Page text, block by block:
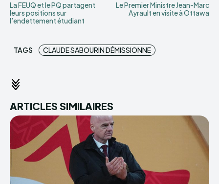
La FEUQ et le PQ partagent
leurs positions sur
l’endettement étudiant
Le Premier Ministre Jean-Marc
Ayrault en visite à Ottawa
TAGS CLAUDE SABOURIN DÉMISSIONNE
ARTICLES SIMILAIRES